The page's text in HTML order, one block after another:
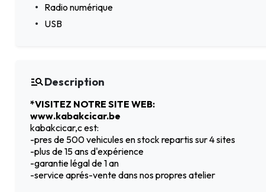
Radio numérique
USB
Description
*VISITEZ NOTRE SITE WEB:
www.kabakcicar.be
kabakcicar,c est:
-pres de 500 vehicules en stock repartis sur 4 sites
-plus de 15 ans d'expérience
-garantie légal de 1 an
-service aprés-vente dans nos propres atelier